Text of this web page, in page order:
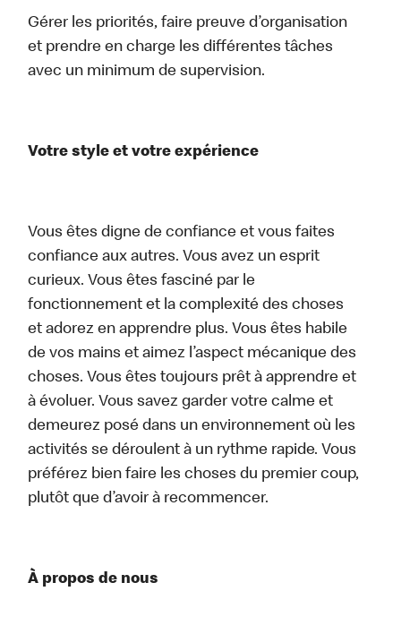
Gérer les priorités, faire preuve d’organisation
et prendre en charge les différentes tâches
avec un minimum de supervision.
Votre style et votre expérience
Vous êtes digne de confiance et vous faites
confiance aux autres. Vous avez un esprit
curieux. Vous êtes fasciné par le
fonctionnement et la complexité des choses
et adorez en apprendre plus. Vous êtes habile
de vos mains et aimez l’aspect mécanique des
choses. Vous êtes toujours prêt à apprendre et
à évoluer. Vous savez garder votre calme et
demeurez posé dans un environnement où les
activités se déroulent à un rythme rapide. Vous
préférez bien faire les choses du premier coup,
plutôt que d’avoir à recommencer.
À propos de nous